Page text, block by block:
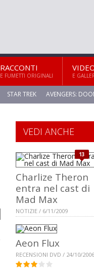
RACCONTI
E FUMETTI ORIGINALI E
STAR TREK AVENGERS:
VEDI ANCHE
13
Charlize Theron
entra nel cast di
Mad Max
NOTIZIE / 6/11/2009
Aeon Flux
RECENSIONI DVD / 24/10/2006